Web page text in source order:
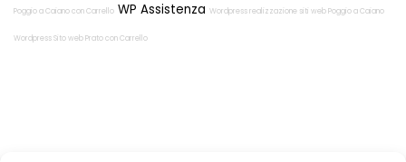
Poggio a Caiano con Carrello WP Assistenza Wordpress realizzazione siti web Poggio a Caiano
Wordpress Sito web Prato con Carrello